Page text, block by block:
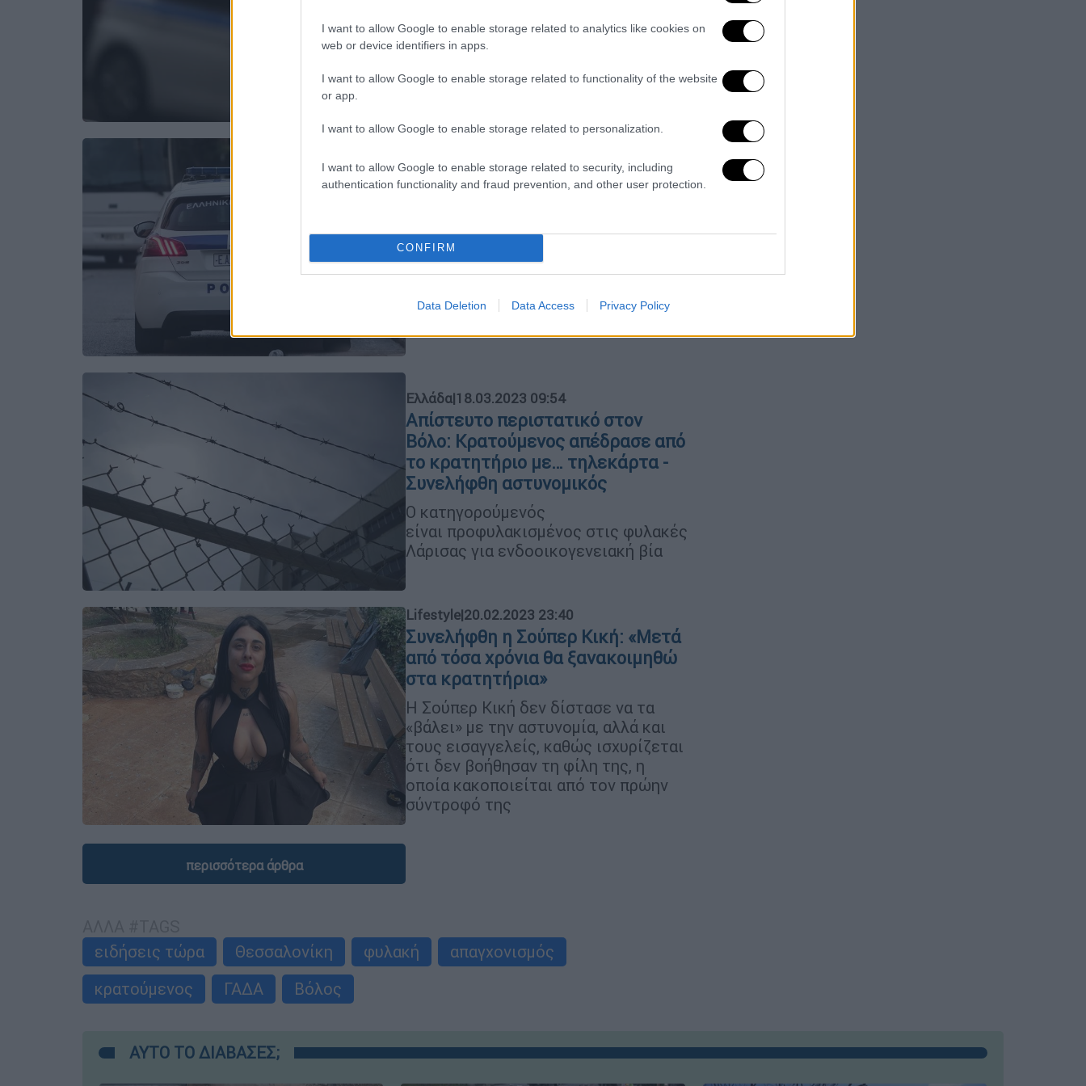
I want to allow Google to enable storage related to analytics like cookies on
web or device identifiers in apps.
I want to allow Google to enable storage related to functionality of the website
or app.
I want to allow Google to enable storage related to personalization.
I want to allow Google to enable storage related to security, including
authentication functionality and fraud prevention, and other user protection.
CONFIRM
Data Deletion Data Access Privacy Policy
Ο 41χρονος είχε συλληφθεί για
κλοπές ενώ σύμφωνα με την ΕΛΑΣ
έβαλε ο ίδιος τέλος στη ζωή του
Ελλάδα|28.03.2023 13:05
Χαλκιδική: Συνελήφθη η 26χρονη
«μαμούθ» - Είχε αποδράσει από το
κρατητήριο
Η 26χρονη κατάφερε να διαφύγει από
τους αστυνομικούς λίγο μετά τις 11
το βράδυ της Κυριακής
Ελλάδα|18.03.2023 09:54
Απίστευτο περιστατικό στον
Βόλο: Κρατούμενος απέδρασε από
το κρατητήριο με… τηλεκάρτα -
Συνελήφθη αστυνομικός
Ο κατηγορούμενός
είναι προφυλακισμένος στις φυλακές
Λάρισας για ενδοοικογενειακή βία
Lifestyle|20.02.2023 23:40
Συνελήφθη η Σούπερ Κική: «Μετά
από τόσα χρόνια θα ξανακοιμηθώ
στα κρατητήρια»
H Σούπερ Κική δεν δίστασε να τα
«βάλει» με την αστυνομία, αλλά και
τους εισαγγελείς, καθώς ισχυρίζεται
ότι δεν βοήθησαν τη φίλη της, η
οποία κακοποιείται από τον πρώην
σύντροφό της
περισσότερα άρθρα
ειδήσεις τώρα
Θεσσαλονίκη φυλακή
απαγχονισμός
κρατούμενος
ΓΑΔΑ Βόλος
ΑΥΤΟ ΤΟ ΔΙΑΒΑΣΕΣ;